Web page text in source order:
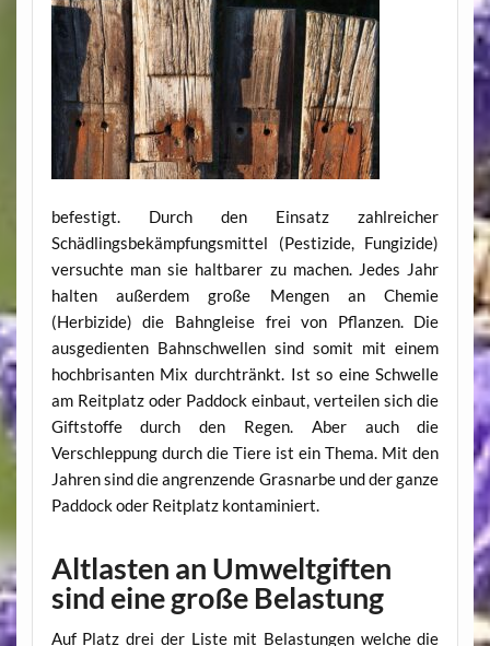
befestigt. Durch den Einsatz zahlreicher
Schädlingsbekämpfungsmittel (Pestizide, Fungizide)
versuchte man sie haltbarer zu machen. Jedes Jahr
halten außerdem große Mengen an Chemie
(Herbizide) die Bahngleise frei von Pflanzen. Die
ausgedienten Bahnschwellen sind somit mit einem
hochbrisanten Mix durchtränkt. Ist so eine Schwelle
am Reitplatz oder Paddock einbaut, verteilen sich die
Giftstoffe durch den Regen. Aber auch die
Verschleppung durch die Tiere ist ein Thema. Mit den
Jahren sind die angrenzende Grasnarbe und der ganze
Paddock oder Reitplatz kontaminiert.
Altlasten an Umweltgiften
sind eine große Belastung
Auf Platz drei der Liste mit Belastungen welche die